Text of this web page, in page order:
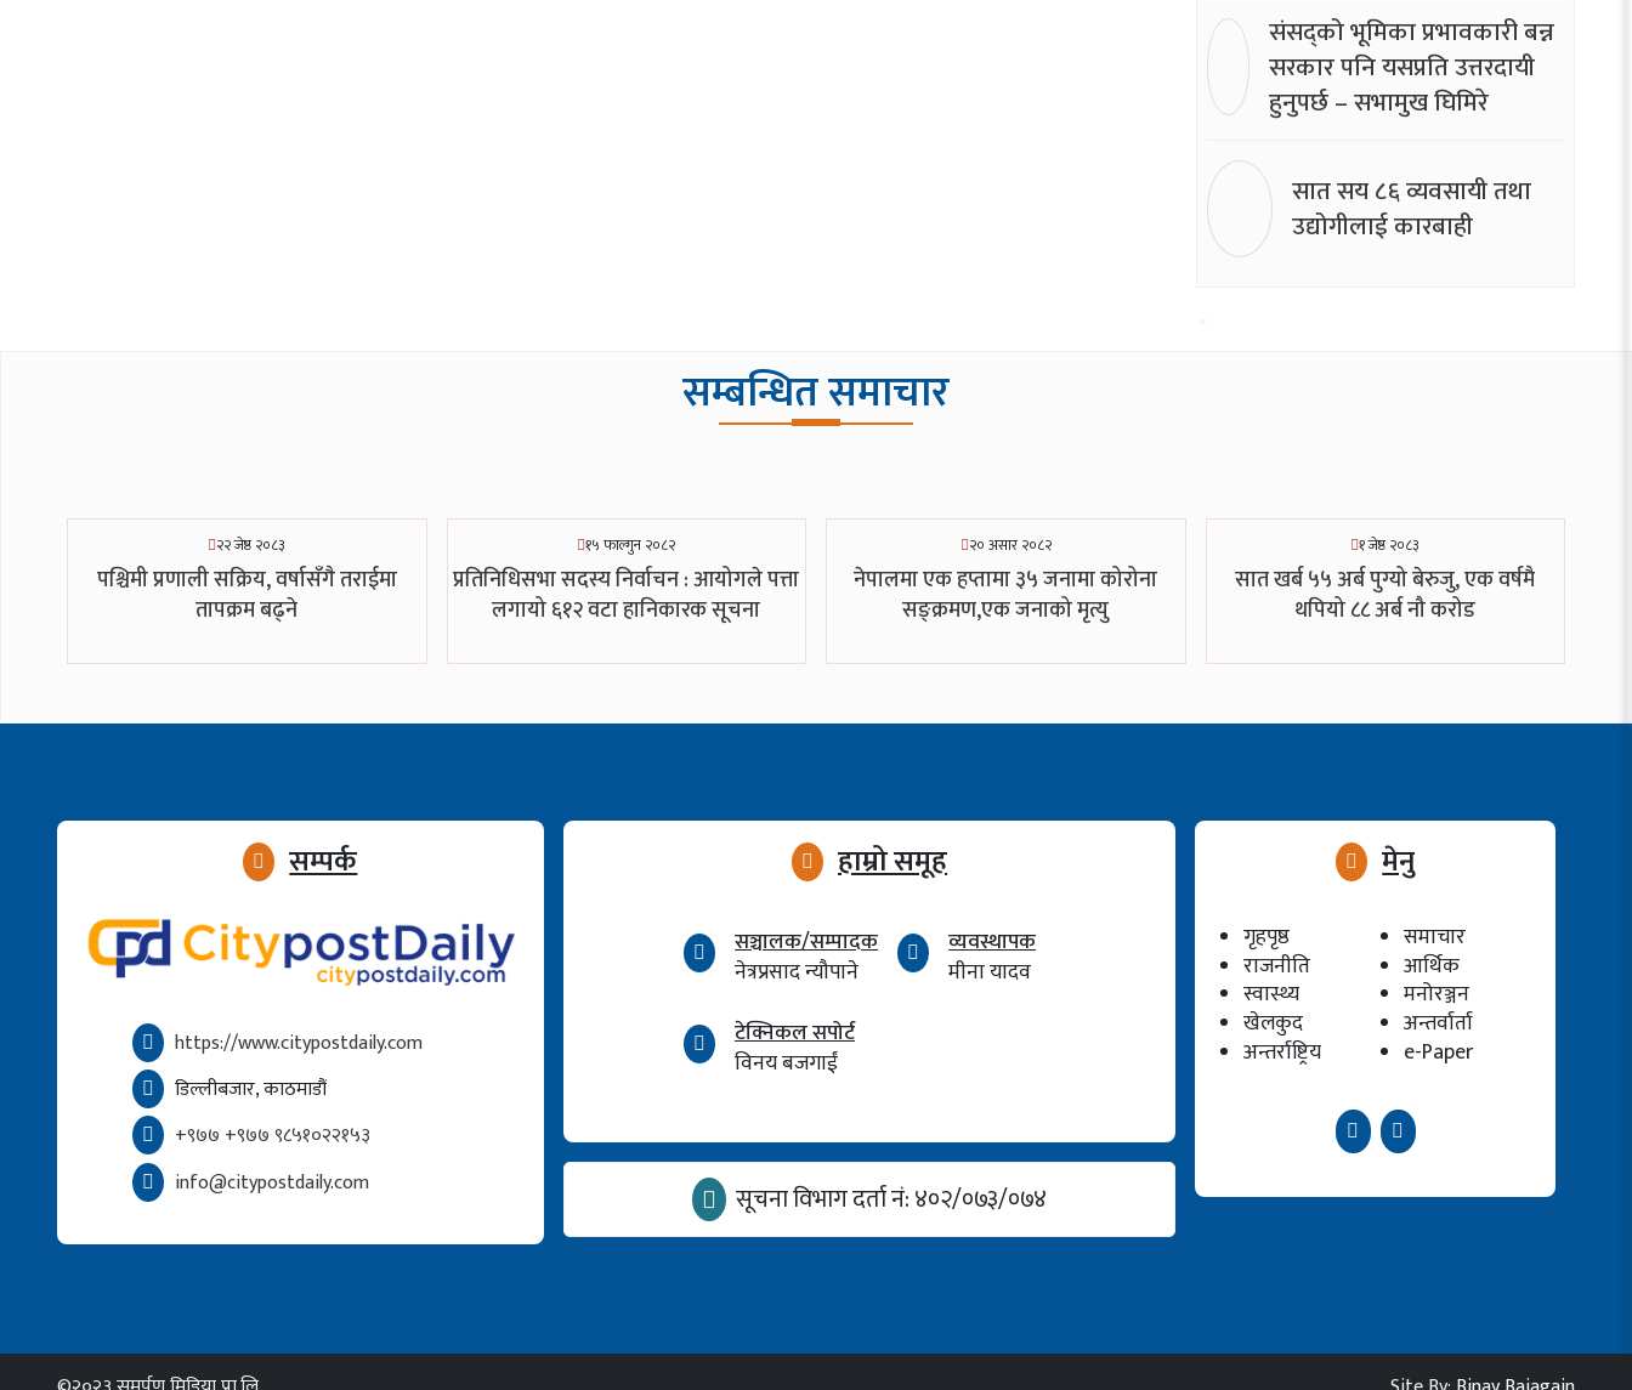
संसद्को भूमिका प्रभावकारी बन्न
सरकार पनि यसप्रति उत्तरदायी
हुनुपर्छ – सभामुख घिमिरे
सात सय ८६ व्यवसायी तथा
उद्योगीलाई कारबाही
सम्बन्धित समाचार
२२ जेष्ठ २०८३
पश्चिमी प्रणाली सक्रिय, वर्षासँगै तराईमा
तापक्रम बढ्ने
१५ फाल्गुन २०८२
प्रतिनिधिसभा सदस्य निर्वाचन : आयोगले पत्ता
लगायो ६१२ वटा हानिकारक सूचना
२० असार २०८२
नेपालमा एक हप्तामा ३५ जनामा कोरोना
सङ्क्रमण,एक जनाको मृत्यु
१ जेष्ठ २०८३
सात खर्ब ५५ अर्ब पुग्यो बेरुजु, एक वर्षमै
थपियो ८८ अर्ब नौ करोड
सम्पर्क
https://www.citypostdaily.com
डिल्लीबजार, काठमाडौं
+९७७ +९७७ ९८५१०२२१५३
info@citypostdaily.com
हाम्रो समूह
सञ्चालक/सम्पादक
नेत्रप्रसाद न्यौपाने
व्यवस्थापक
मीना यादव
टेक्निकल सपोर्ट
विनय बजगाईं
सूचना विभाग दर्ता नं: ४०२/०७३/०७४
मेनु
गृहपृष्ठ
समाचार
राजनीति
आर्थिक
स्वास्थ्य
मनोरञ्जन
खेलकुद
अन्तर्वार्ता
अन्तर्राष्ट्रिय
e-Paper